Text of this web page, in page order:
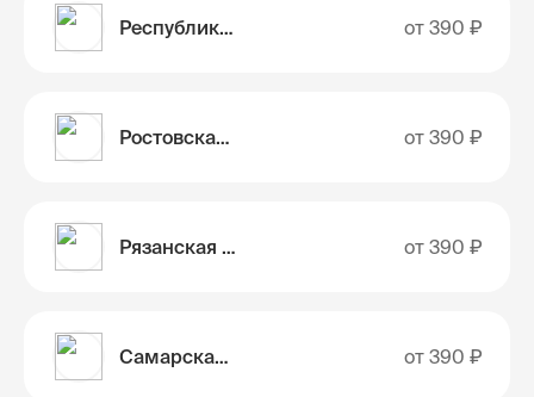
Республика Хакасия от 390 ₽
Ростовская область от 390 ₽
Рязанская область от 390 ₽
Самарская область от 390 ₽